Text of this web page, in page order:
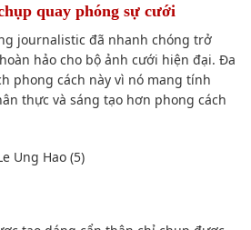
quay phóng sự cưới
journalistic đã nhanh chóng trở
hảo cho bộ ảnh cưới hiện đại. Đa
phong cách này vì nó mang tính
thực và sáng tạo hơn phong cách